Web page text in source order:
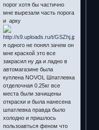
порог хотя бы частично
мне вырезали часть порога
и арку
я одного не понял зачем он
мне краской это все
закрасил ну да и ладно в
автомагазине была
куплена NOVOL Шпатлевка
отделочная 0.25кг все
места были зачищены
откраски и была нанесена
шпатлевка правда было
холодно и пришлось
пользоавться феном что